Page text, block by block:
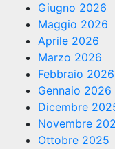
Giugno 2026
Maggio 2026
Aprile 2026
Marzo 2026
Febbraio 2026
Gennaio 2026
Dicembre
Novembre
Ottobre 2025